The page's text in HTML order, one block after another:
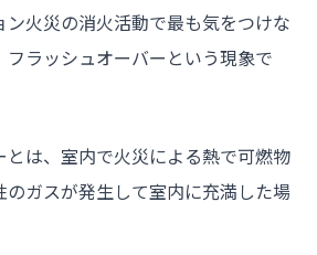
ついて
ン火災の消火活動で最も気をつけな
フラッシュオーバーという現象で
とは、室内で火災による熱で可燃物
ガスが発生して室内に充満した場